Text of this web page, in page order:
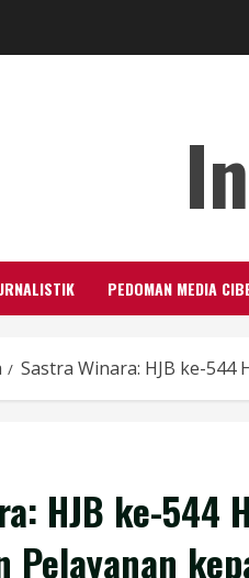
PEDOMAN MEDIA
Sastra Winara: HJB ke-
HJB ke-544
Pelayanan